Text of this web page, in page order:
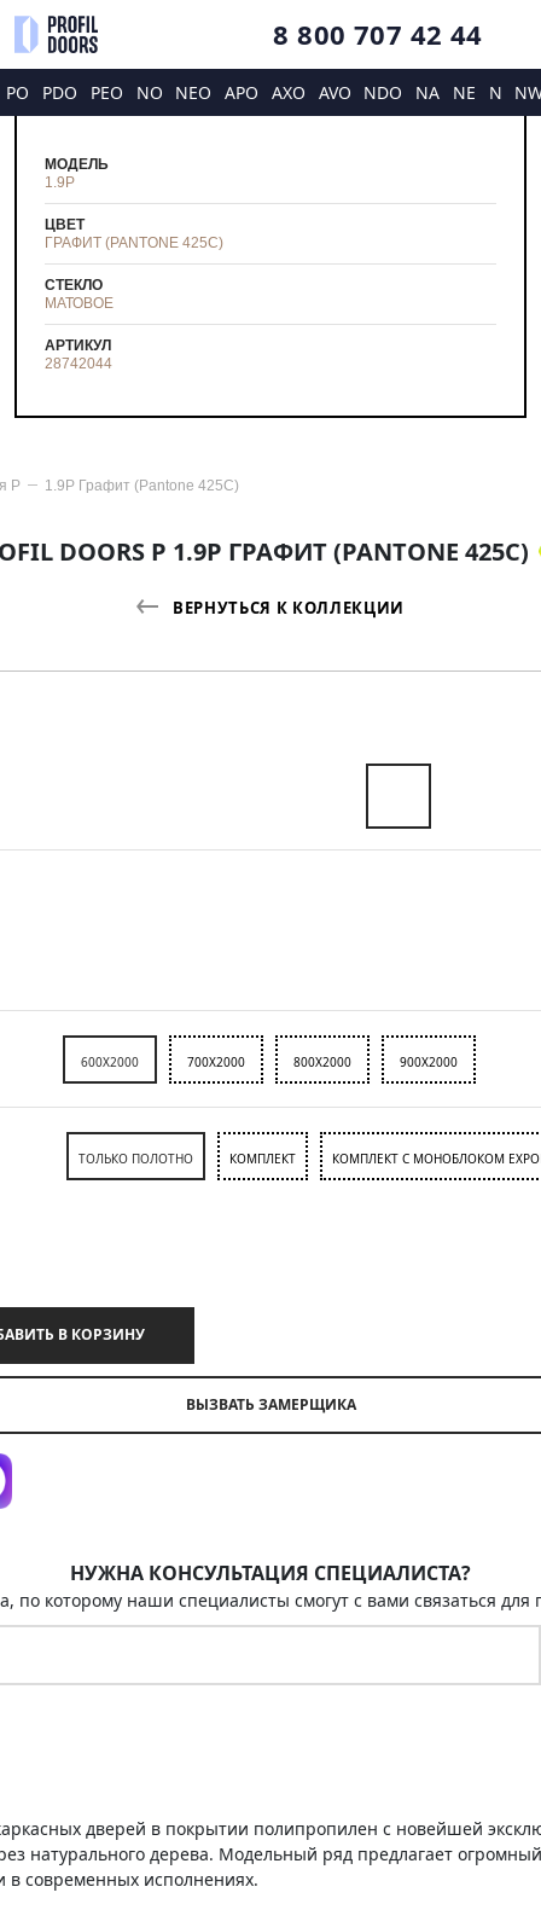
8 800 707 42 44
PO PDO PEO NO NEO APO AXO AVO NDO NA NE N
МОДЕЛЬ
1.9P
ЦВЕТ
ГРАФИТ (PANTONE 425С)
СТЕКЛО
МАТОВОЕ
АРТИКУЛ
28742044
P 1.9P Графит (Pantone 425С)
DOORS P 1.9P ГРАФИТ (PANTONE 425С)
ВЕРНУТЬСЯ К КОЛЛЕКЦИИ
600X2000 700X2000 800X2000 900X2000
ТОЛЬКО ПОЛОТНО КОМПЛЕКТ КОМПЛЕКТ С МОНОБЛОКОМ
ДОБАВИТЬ В КОРЗИНУ
ВЫЗВАТЬ ЗАМЕРЩИКА
НУЖНА КОНСУЛЬТАЦИЯ СПЕЦИАЛИСТА?
по которому наши специалисты смогут с вами связаться для
дверей в покрытии полипропилен с новейшей
натурального дерева. Модельный ряд предлагает
в современных исполнениях.